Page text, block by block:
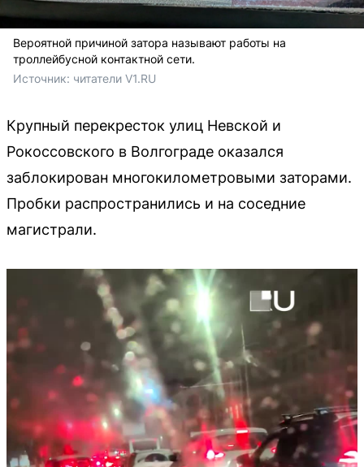
Вероятной причиной затора называют работы на
троллейбусной контактной сети.
Источник: читатели V1.RU
Крупный перекресток улиц Невской и
Рокоссовского в Волгограде оказался
заблокирован многокилометровыми заторами.
Пробки распространились и на соседние
магистрали.